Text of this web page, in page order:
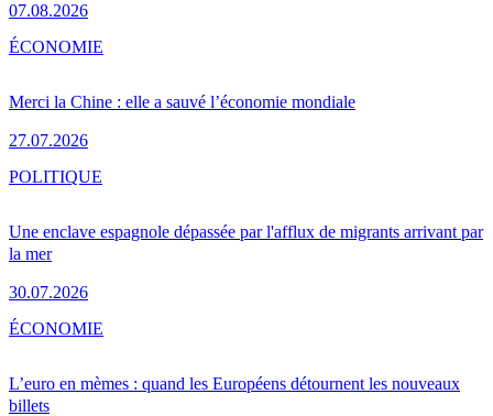
07.08.2026
Merci la Chine : elle a sauvé l’économie mondiale
27.07.2026
ÉCONOMIE
Une enclave espagnole dépassée par l'afflux de migrants arrivant par
la mer
30.07.2026
POLITIQUE
L’euro en mèmes : quand les Européens détournent les nouveaux
billets
ÉCONOMIE